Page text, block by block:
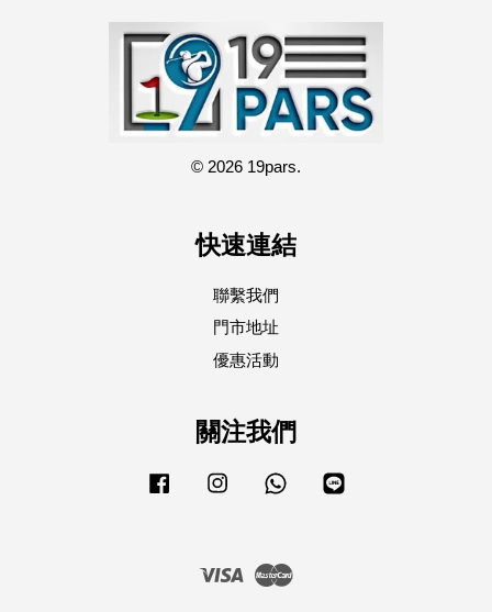
© 2026 19pars.
快速連結
聯繫我們
門市地址
優惠活動
關注我們
Facebook Instagram Whatsapp
Visa